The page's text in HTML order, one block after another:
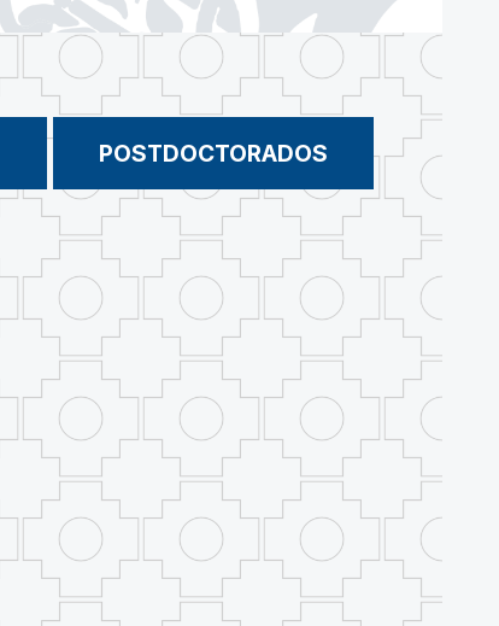
POSTDOCTORADOS